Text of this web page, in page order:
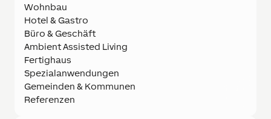
Wohnbau
Hotel & Gastro
Büro & Geschäft
Ambient Assisted Living
Fertighaus
Spezialanwendungen
Gemeinden & Kommunen
Referenzen